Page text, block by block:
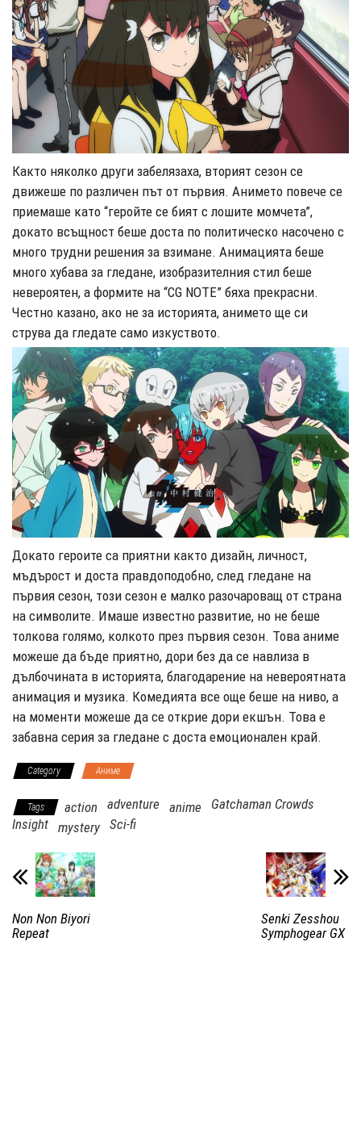
Както няколко други забелязаха, вторият сезон се
движеше по различен път от първия. Анимето повече се
приемаше като “геройте се бият с лошите момчета”,
докато всъщност беше доста по политическо насочено с
много трудни решения за взимане. Анимацията беше
много хубава за гледане, изобразителния стил беше
невероятен, а формите на “CG NOTE” бяха прекрасни.
Честно казано, ако не за историята, анимето ще си
струва да гледате само изкуството.
Докато героите са приятни както дизайн, личност,
мъдърост и доста правдоподобно, след гледане на
първия сезон, този сезон е малко разочароващ от страна
на символите. Имаше известно развитие, но не беше
толкова голямо, колкото през първия сезон. Това аниме
можеше да бъде приятно, дори без да се навлиза в
дълбочината в историята, благодарение на невероятната
анимация и музика. Комедията все още беше на ниво, а
на моменти можеше да се открие дори екшън. Това е
забавна серия за гледане с доста емоционален край.
Category Аниме
Tags action adventure anime
Gatchaman Crowds
Insight mystery Sci-fi
Non Non Biyori
Repeat
Senki Zesshou
Symphogear GX